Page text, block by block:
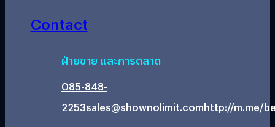
Contact
ฝ่ายขาย และการตลาด
085-848-
2253sales@shownolimit.comhttp://m.me/